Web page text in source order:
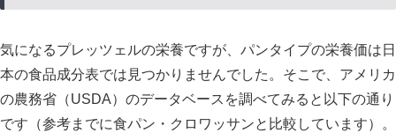
気になるプレッツェルの栄養ですが、パンタイプの栄養価は日
本の食品成分表では見つかりませんでした。そこで、アメリカ
の農務省（USDA）のデータベースを調べてみると以下の通り
です（参考までに食パン・クロワッサンと比較しています）。